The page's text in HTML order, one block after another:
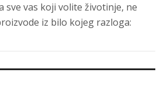
sve vas koji volite životinje, ne
iz bilo kojeg razloga: